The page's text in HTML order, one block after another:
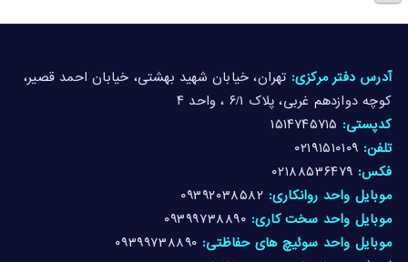
آدرس دفتر مرکزی: تهران، خیابان شهید بهشتی، خیابان احمد قصیر،
کوچه دوازدهم غربی، پلاک ۶/۱ ، واحد ۴
کدپستی: ۱۵۱۴۷۴۵۷۱۵
تلفن: ۰۲۱۹۱۵۱۰۱۰۹
فکس: ۰۲۱۸۸۵۳۶۴۷۹
موبایل واحد روانکاری: ۰۹۳۹۲۰۳۸۵۸۲
موبایل واحد سخت کاری: ۰۹۳۹۹۷۳۸۸۹۰
موبایل واحد سوئیچ های حفاظتی: ۰۹۳۹۹۷۳۸۸۹۰